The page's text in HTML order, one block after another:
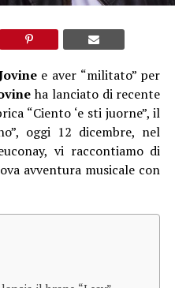
e aver “militato” per
ha lanciato di recente
“Ciento ‘e sti juorne”, il
oggi 12 dicembre, nel
vi raccontiamo di
avventura musicale con